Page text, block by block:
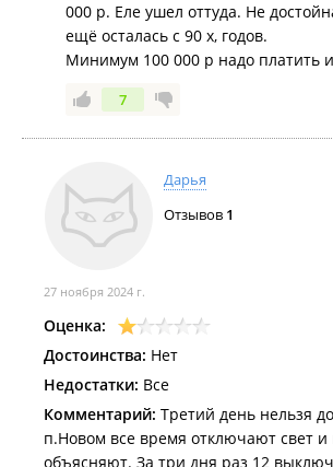
000 р. Еле ушел оттуда. Не
ещё осталась с 90 х, годов.
Минимум 100 000 р надо платить
7
Дарья
Отзывов 1
27 ноября 2024 г.
Оценка:
Достоинства: Нет
Недостатки: Все
Комментарий: Третий день нельзя
п.Новом все время отключают свет и
объясняют. За три дня раз 12